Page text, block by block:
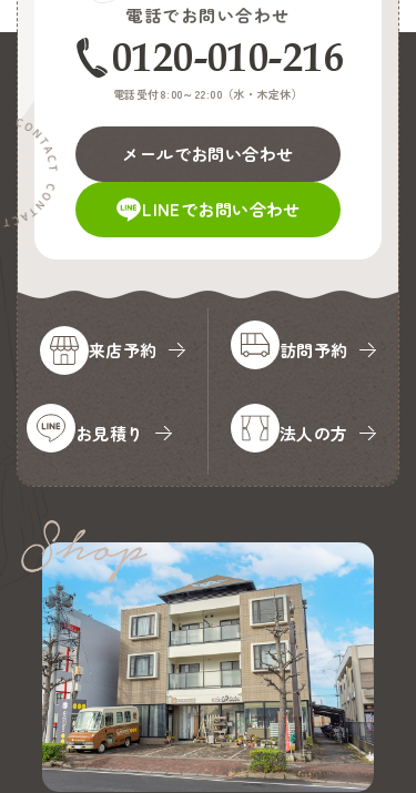
電話でお問い合わせ
0120-010-216
電話受付8:00～22:00（水・木定休）
メールでお問い合わせ
LINEでお問い合わせ
来店予約 訪問予約
お見積り 法人の方